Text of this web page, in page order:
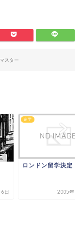
スター
日
留学
ロンドン留学決定
2005年6